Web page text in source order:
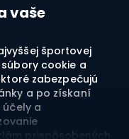
vaše
športovej
cookie a
zabezpečujú
a po získaní
a
prispôsobených